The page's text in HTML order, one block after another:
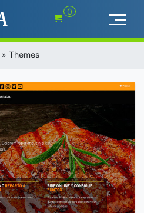
0
» Themes